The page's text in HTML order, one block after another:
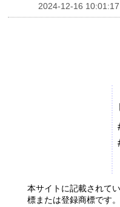
2024-12-16 10:01:17
本サイトに記載されて
標または登録商標です。